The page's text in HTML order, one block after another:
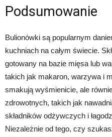
Podsumowanie
Bulionówki są popularnym
kuchniach na całym świecie.
gotowany na bazie mięsa lub
takich jak makaron, warzywa i
smakują wyśmienicie, ale
zdrowotnych, takich jak
składników odżywczych i
Niezależnie od tego, czy